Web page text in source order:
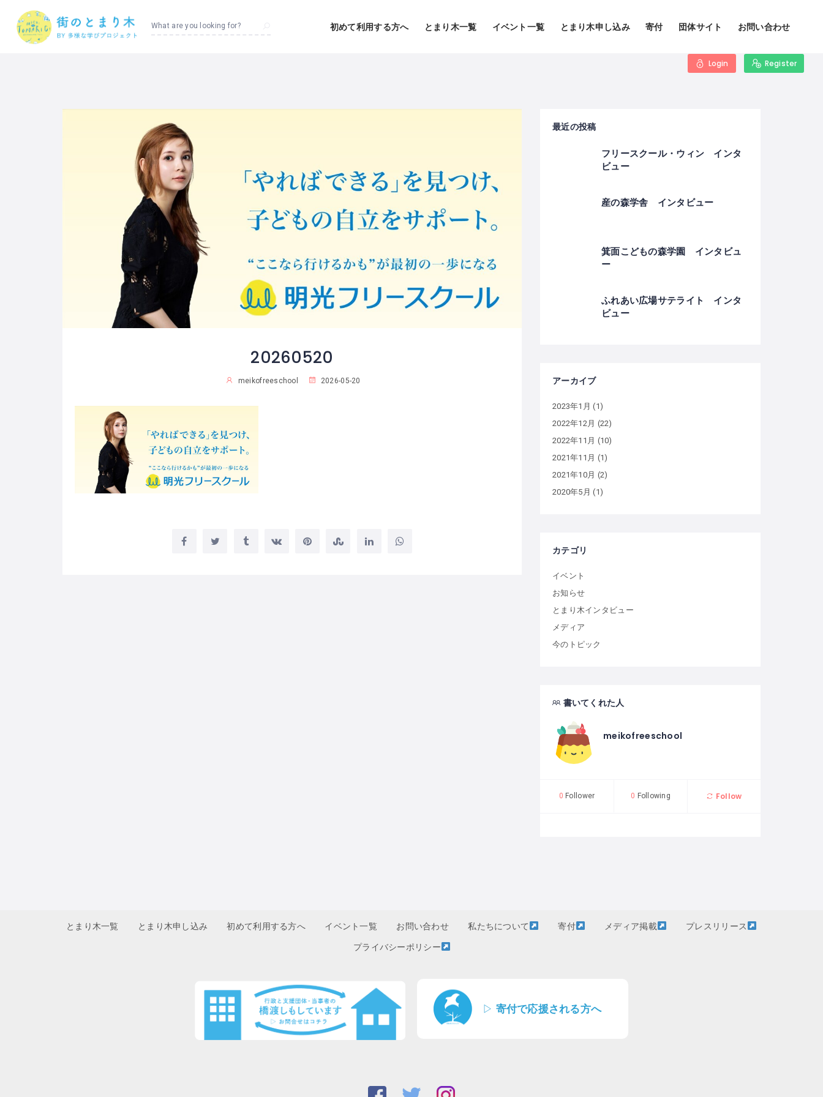
What are you looking for? 初めて利用する方へ とまり木一覧 イベント一覧 とまり木申し込み 寄付 団体サイト お問い合わせ
Login Register
20260520
meikofreeschool 2026-05-20
最近の投稿
フリースクール・ウィン インタ
ビュー
産の森学舎 インタビュー
箕面こどもの森学園 インタビュ
ー
ふれあい広場サテライト インタ
ビュー
アーカイブ
2023年1月 (1)
2022年12月 (22)
2022年11月 (10)
2021年11月 (1)
2021年10月 (2)
2020年5月 (1)
カテゴリ
イベント
お知らせ
とまり木インタビュー
メディア
今のトピック
書いてくれた人
meikofreeschool
0 Follower 0 Following Follow
とまり木一覧 とまり木申し込み 初めて利用する方へ イベント一覧 お問い合わせ 私たちについて 寄付 メディア掲載 プレスリリース
プライバシーポリシー
▷ 寄付で応援される方へ